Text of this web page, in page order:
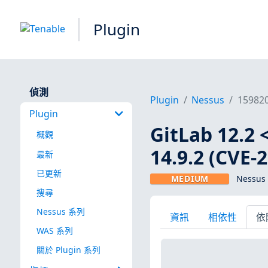
Plugin
偵測
Plugin
概觀
最新
已更新
搜尋
Nessus 系列
WAS 系列
關於 Plugin 系列
Plugin Nessus
GitLab 12.2
14.9.2 (CVE-
MEDIUM
資訊 相依性 依